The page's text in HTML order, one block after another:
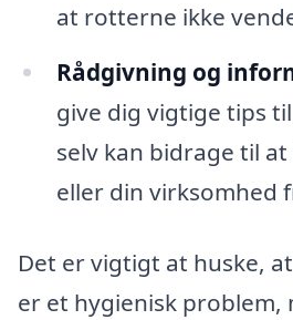
at rotterne ikke
Rådgivning og
give dig vigtige tips
selv kan bidrage til
eller din virksomhed
Det er vigtigt at huske,
er et hygienisk problem,